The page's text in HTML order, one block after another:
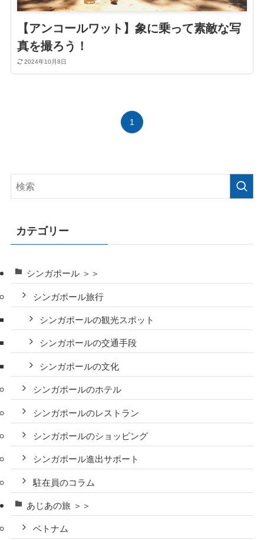
【アンコールワット】象に乗って素敵な写
真を撮ろう！
2024年10月8日
1
カテゴリー
シンガポール ＞＞
シンガポール旅行
シンガポールの観光スポット
シンガポールの交通手段
シンガポールの文化
シンガポールのホテル
シンガポールのレストラン
シンガポールのショッピング
シンガポール進出サポート
駐在員のコラム
あじあの旅 ＞＞
ベトナム